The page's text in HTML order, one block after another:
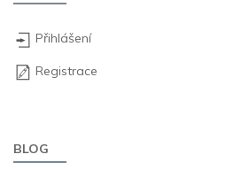
Přihlášení
Registrace
BLOG